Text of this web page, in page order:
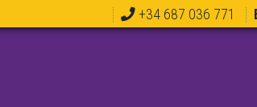
+34 687 036 771